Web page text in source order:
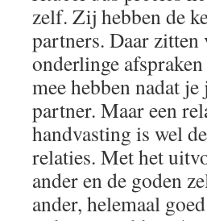
zelf. Zij hebben de
partners. Daar
onderlinge
mee hebben nadat
partner. Maar een
handvasting is wel
relaties. Met het
ander en de goden
ander, helemaal